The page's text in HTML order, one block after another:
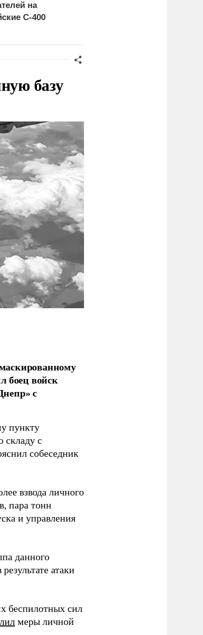
на
C-400
базу
боец войск
с
пункту
складу с
собеседник
взвода личного
пара тонн
и управления
данного
атаки
беспилотных сил
меры личной